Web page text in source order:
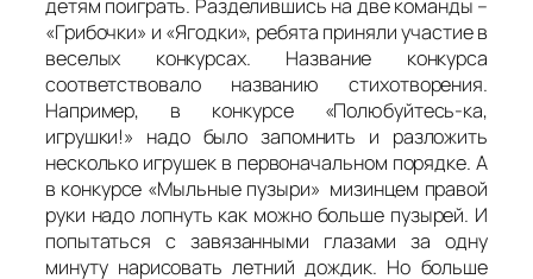
детям поиграть. Разделившись на две команды –
«Грибочки» и «Ягодки», ребята приняли участие в
веселых конкурсах. Название конкурса
соответствовало названию стихотворения.
Например, в конкурсе «Полюбуйтесь-ка,
игрушки!» надо было запомнить и разложить
несколько игрушек в первоначальном порядке. А
в конкурсе «Мыльные пузыри» мизинцем правой
руки надо лопнуть как можно больше пузырей. И
попытаться с завязанными глазами за одну
минуту нарисовать летний дождик. Но больше